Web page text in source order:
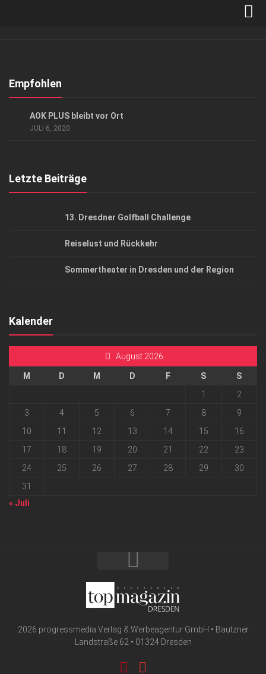
Kontakt, Impressum
Empfohlen
AOK PLUS bleibt vor Ort
JULI 6, 2020
Letzte Beiträge
13. Dresdner Golfball Challenge
Reiselust und Rückkehr
Sommertheater in Dresden und der Region
Kalender
August 2026
M D M D F S
S
1
2
3
4 5 6 7 8
9
10
11 12 13 14 15
16
17
18 19 20 21 22
23
24
25 26 27 28 29
30
31
« Juli
2026 progressmedia Verlag & Werbeagentur GmbH • Bautzner
Landstraße 62 • 01324 Dresden